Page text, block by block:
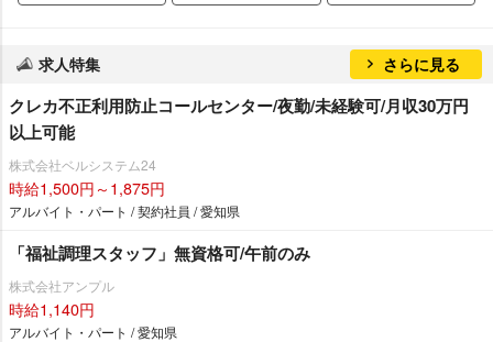
求人特集 さらに見る
クレカ不正利用防止コールセンター/夜勤/未経験可/月収30万円
以上可能
株式会社ベルシステム24
時給1,500円～1,875円
アルバイト・パート / 契約社員 / 愛知県
「福祉調理スタッフ」無資格可/午前のみ
株式会社アンプル
時給1,140円
アルバイト・パート / 愛知県